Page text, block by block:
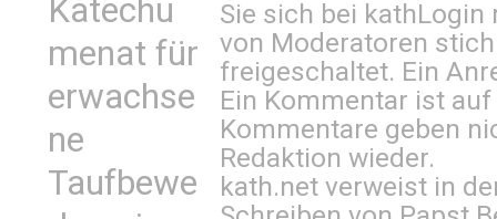
Katechu
menat für
erwachse
ne
Taufbewe
Sie sich bei kathLogin
von Moderatoren
freigeschaltet. Ein
Ein Kommentar ist
Kommentare geben
Redaktion wieder.
kath.net verweist in